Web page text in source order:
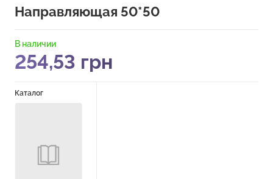
Направляющая 50*50
В наличии
254,53 грн
Каталог